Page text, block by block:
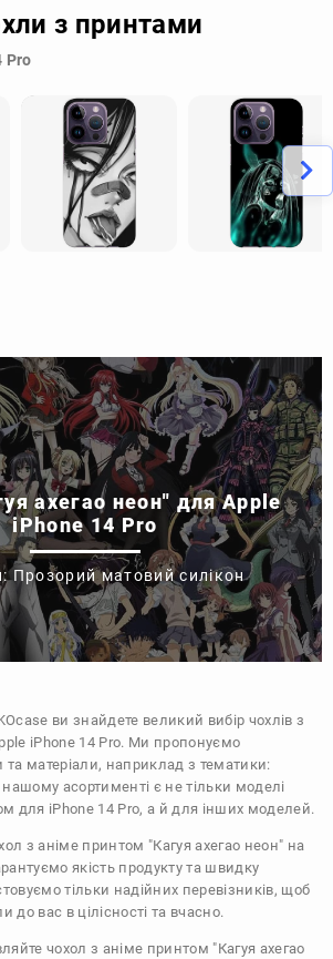
з принтами
Pro
ахегао неон" для Apple
iPhone 14 Pro
Прозорий матовий силікон
ви знайдете великий вибір чохлів з
iPhone 14 Pro. Ми пропонуємо
та матеріали, наприклад з тематики:
нашому асортименті є не тільки моделі
для iPhone 14 Pro, а й для інших моделей.
з аніме принтом "Кагуя ахегао неон" на
якість продукту та швидку
тільки надійних перевізників, щоб
до вас в цілісності та вчасно.
чохол з аніме принтом "Кагуя ахегао